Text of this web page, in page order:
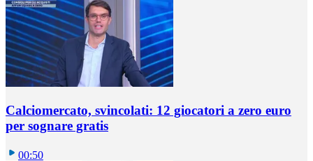
Calciomercato, svincolati: 12 giocatori a zero euro
per sognare gratis
00:50